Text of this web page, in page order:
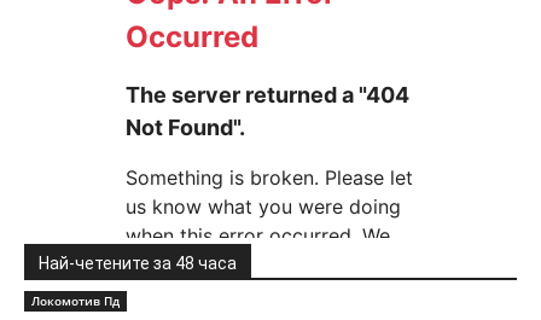
Най-четените за 48 часа
Локомотив Пд